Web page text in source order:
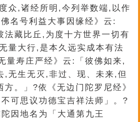
众,诸经所明,今列举数端,以作
名号利益大事因缘经》云:
法藏比丘,为度十方世界一切有
量大行,是本久远实成本有法
量寿庄严经》云:「彼佛如来,
,无生无灭,非过、现、未来,但
。」?依《无边门陀罗尼经》
可思议功德宝吉祥法师」。?
因地名为「大通第九王